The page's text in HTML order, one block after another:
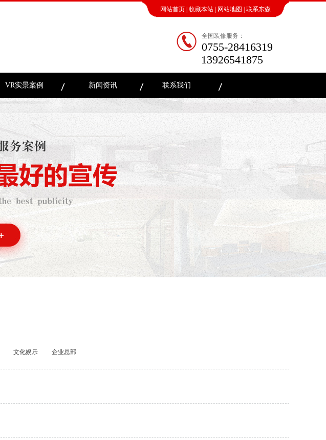
网站首页 收藏本站 网站地图 联系东森
全国装修服务：
0755-28416319
13926541875
VR实景案例 新闻资讯 联系我们
文化娱乐 企业总部